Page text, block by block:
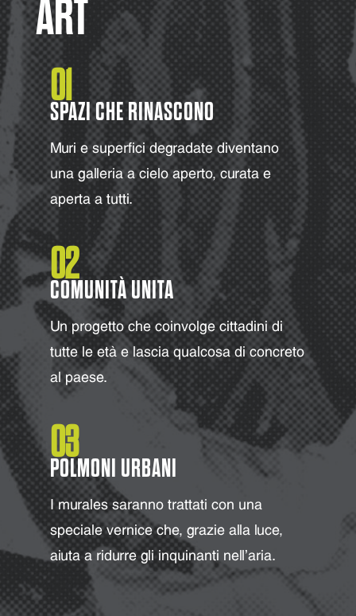
ART
01
SPAZI CHE RINASCONO
Muri e superfici degradate diventano
una galleria a cielo aperto, curata e
aperta a tutti.
02
COMUNITÀ UNITA
Un progetto che coinvolge cittadini di
tutte le età e lascia qualcosa di concreto
al paese.
03
POLMONI URBANI
I murales saranno trattati con una
speciale vernice che, grazie alla luce,
aiuta a ridurre gli inquinanti nell'aria.